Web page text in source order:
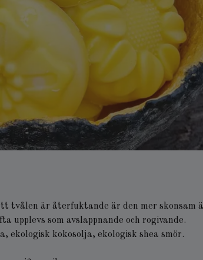
tvålen är återfuktande är den mer skonsam
upplevs som avslappnande och rogivande.
ekologisk kokosolja, ekologisk shea smör.